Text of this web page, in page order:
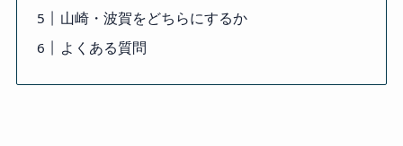
山崎・波賀をどちらにするか
よくある質問